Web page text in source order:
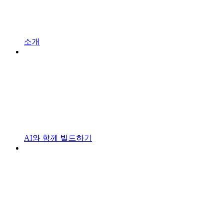
소개
AI와 함께 빌드하기